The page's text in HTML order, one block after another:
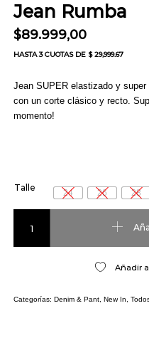
Jean Rumba
$89.999,00
HASTA3 CUOTASDE $ 29,999.67
Jean SUPER elastizado y
con un corte clásico y recto.
momento!
Talle
24 26 28
Añadir
Categorías: Denim & Pant, New In